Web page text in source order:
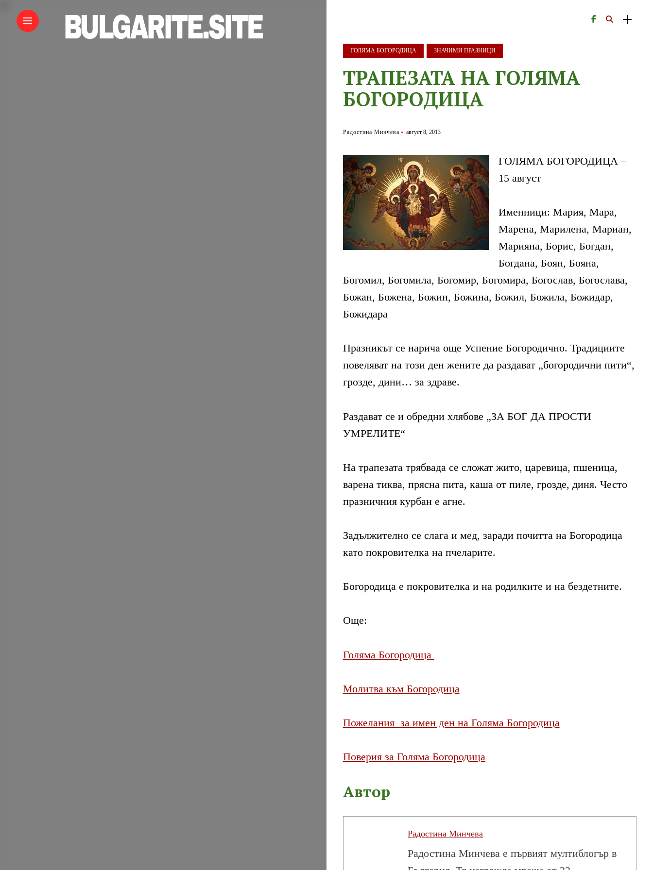
ГОЛЯМА БОГОРОДИЦА ЗНАЧИМИ ПРАЗНИЦИ
ТРАПЕЗАТА НА ГОЛЯМА
БОГОРОДИЦА
Радостина Минчева август 8, 2013
ГОЛЯМА БОГОРОДИЦА –
15 август
Именници: Мария, Мара,
Марена, Марилена, Мариан,
Марияна, Борис, Богдан,
Богдана, Боян, Бояна,
Богомил, Богомила, Богомир, Богомира, Богослав, Богослава,
Божан, Божена, Божин, Божина, Божил, Божила, Божидар,
Божидара
Празникът се нарича още Успение Богородично. Традициите
повеляват на този ден жените да раздават „богородични пити“,
грозде, дини… за здраве.
Раздават се и обредни хлябове „ЗА БОГ ДА ПРОСТИ
УМРЕЛИТЕ“
На трапезата трябвада се сложат жито, царевица, пшеница,
варена тиква, прясна пита, каша от пиле, грозде, диня. Често
празничния курбан е агне.
Задължително се слага и мед, заради почитта на Богородица
като покровителка на пчеларите.
Богородица е покровителка и на родилките и на бездетните.
Още:
Голяма Богородица
Молитва към Богородица
Пожелания за имен ден на Голяма Богородица
Поверия за Голяма Богородица
Автор
Радостина Минчева
Радостина Минчева е първият мултиблогър в